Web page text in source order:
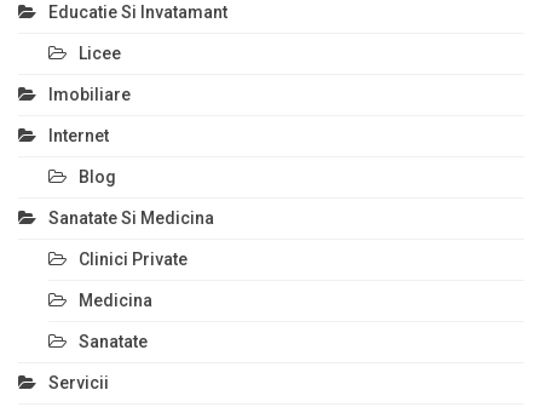
Educatie Si Invatamant
Licee
Imobiliare
Internet
Blog
Sanatate Si Medicina
Clinici Private
Medicina
Sanatate
Servicii